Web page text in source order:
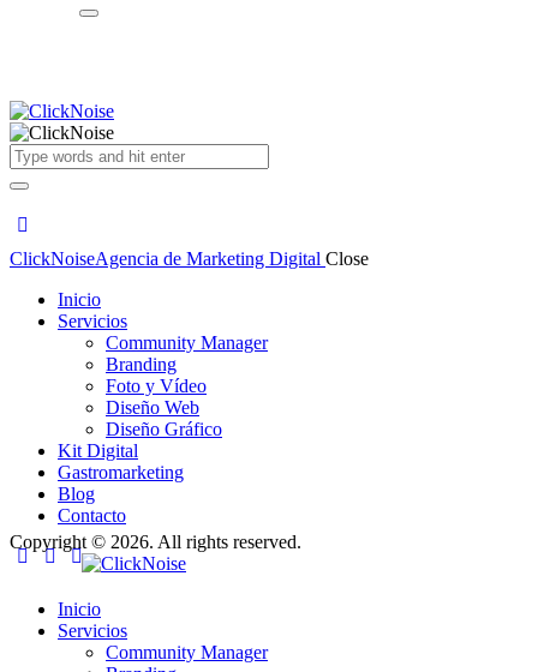
ClickNoiseAgencia de Marketing Digital Close
Inicio
Servicios
Community Manager
Branding
Foto y Vídeo
Diseño Web
Diseño Gráfico
Kit Digital
Gastromarketing
Blog
Contacto
Copyright © 2026. All rights reserved.
Inicio
Servicios
Community Manager